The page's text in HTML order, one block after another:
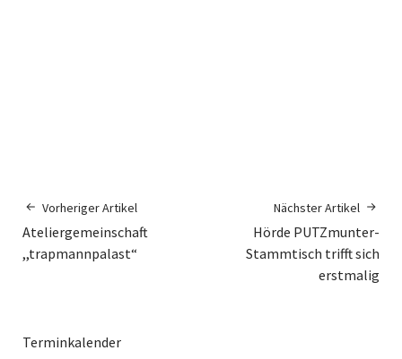
Vorheriger Artikel
Ateliergemeinschaft
,,trapmannpalast“
Nächster Artikel
Hörde PUTZmunter-
Stammtisch trifft sich
erstmalig
Terminkalender